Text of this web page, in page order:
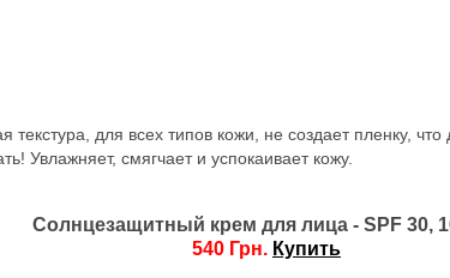
текстура, для всех типов кожи, не создает пленку, что
Увлажняет, смягчает и успокаивает кожу.
Солнцезащитный крем для лица - SPF 30,
540 Грн. Купить